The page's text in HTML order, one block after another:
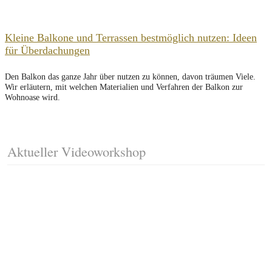
Kleine Balkone und Terrassen bestmöglich nutzen: Ideen
für Überdachungen
Den Balkon das ganze Jahr über nutzen zu können, davon träumen Viele.
Wir erläutern, mit welchen Materialien und Verfahren der Balkon zur
Wohnoase wird.
Aktueller Videoworkshop